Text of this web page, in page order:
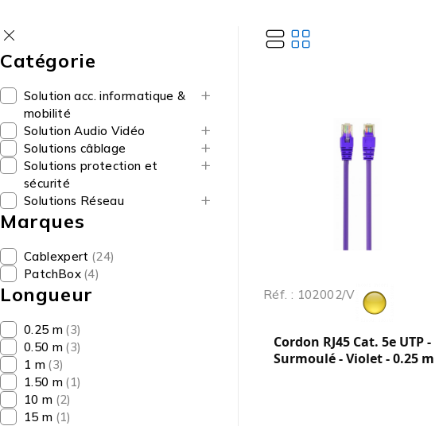
Catégorie
Solution acc. informatique &
mobilité
Solution Audio Vidéo
Solutions câblage
Solutions protection et
sécurité
Solutions Réseau
Marques
Cablexpert (24)
PatchBox (4)
Longueur
0.25 m (3)
0.50 m (3)
1 m (3)
1.50 m (1)
10 m (2)
15 m (1)
Réf. : 102002/V
Cordon RJ45 Cat. 5e UTP -
Surmoulé - Violet - 0.25 m